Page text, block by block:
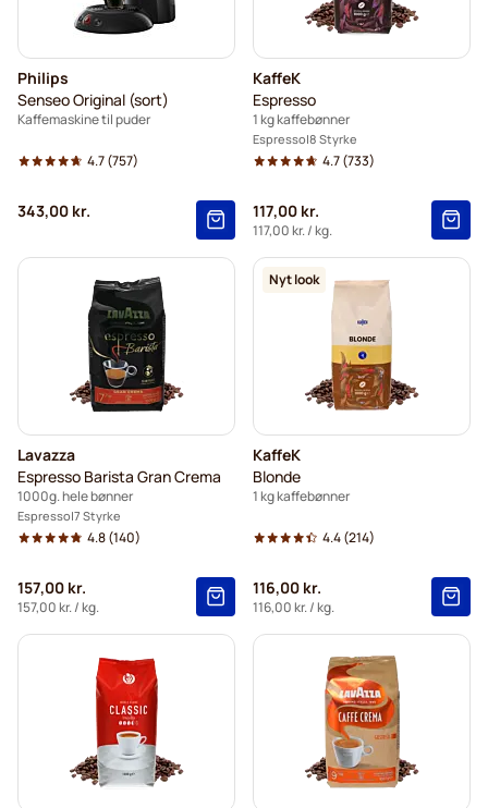
Philips
Senseo Original (sort)
Kaffemaskine til puder
4.7(757)
343,00 kr.
KaffeK
Espresso
1 kg kaffebønner
Espresso 8 Styrke
4.7(733)
117,00 kr.
117,00 kr./ kg.
Lavazza
Espresso Barista Gran Crema
1000g. hele bønner
Espresso 7 Styrke
4.8(140)
157,00 kr.
157,00 kr./ kg.
Nyt look
KaffeK
Blonde
1 kg kaffebønner
4.4(214)
116,00 kr.
116,00 kr./ kg.